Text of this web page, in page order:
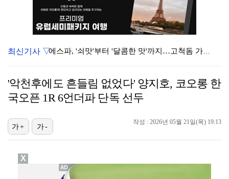
에스파, '쇠맛'부터 '달콤한 맛'까지…고척돔 가득 채…
에스파, 고척돔 입성…공연 시작 40분 만에 첫 인사 …
'첫 승 도전' 장은수 "우승 의식하기보다 내 플레이에…
박지민 아나운서 "발리까지 갔는데…'피의 게임2' 출연…
최신기사 ▽
'악천후에도 흔들림 없었다' 양지호, 코오롱 한
국오픈 1R 6언더파 단독 선두
작성 : 2026년 05월 21일(목) 19:13
가+ 가-
X